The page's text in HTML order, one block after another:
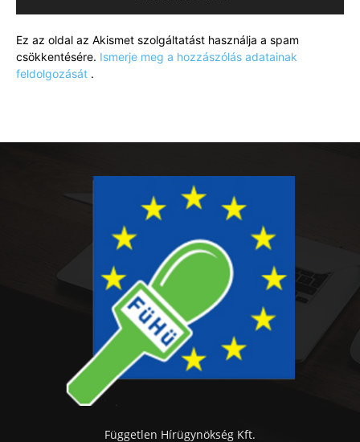
Ez az oldal az Akismet szolgáltatást használja a spam
csökkentésére. Ismerje meg a hozzászólás adatainak
feldolgozását .
Független Hírügynökség Kft.